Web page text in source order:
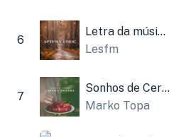
6
Letra da música Autumn
Lesfm
7
Sonhos de Cereja
Marko Topa